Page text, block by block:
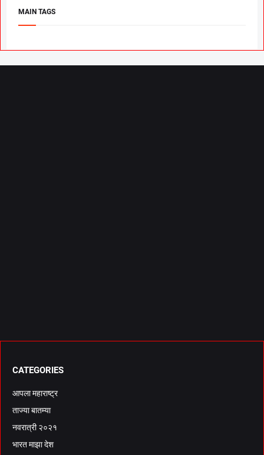
MAIN TAGS
CATEGORIES
आपला महाराष्ट्र
ताज्या बातम्या
नवरात्री २०२१
भारत माझा देश